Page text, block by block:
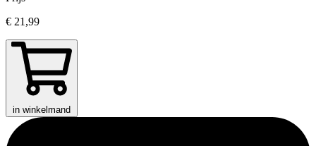
€ 21,99
in winkelmand